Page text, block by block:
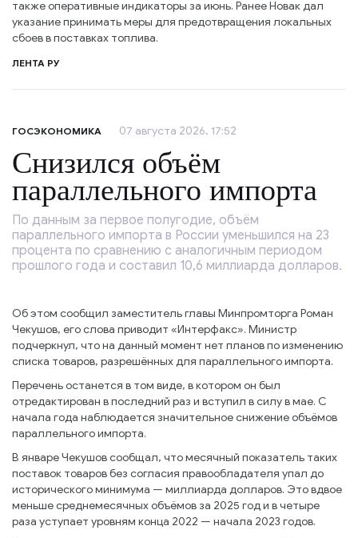
также оперативные индикаторы за июнь. Ранее Новак дал
указание принимать меры для предотвращения локальных
сбоев в поставках топлива.
ЛЕНТА РУ
ГОСЭКОНОМИКА 07 августа 2026, 17:52
Снизился объём
параллельного импорта
По данным за первое полугодие, объём
параллельного импорта в России уменьшился на 23
процента по сравнению с аналогичным периодом
прошлого года и составил 10,6 миллиарда долларов.
Об этом сообщил заместитель главы Минпромторга Роман
Чекушов, его слова приводит «Интерфакс». Министр
подчеркнул, что на данный момент нет планов по изменению
списка товаров, разрешённых для параллельного импорта.
Перечень останется в том виде, в котором он был
отредактирован в последний раз и вступил в силу в мае. С
начала года наблюдается значительное снижение объёмов
параллельного импорта.
В январе Чекушов сообщал, что месячный показатель таких
поставок товаров без согласия правообладателя упал до
исторического минимума — миллиарда долларов. Это вдвое
меньше среднемесячных объёмов за 2025 год и в четыре
раза уступает уровням конца 2022 — начала 2023 годов.